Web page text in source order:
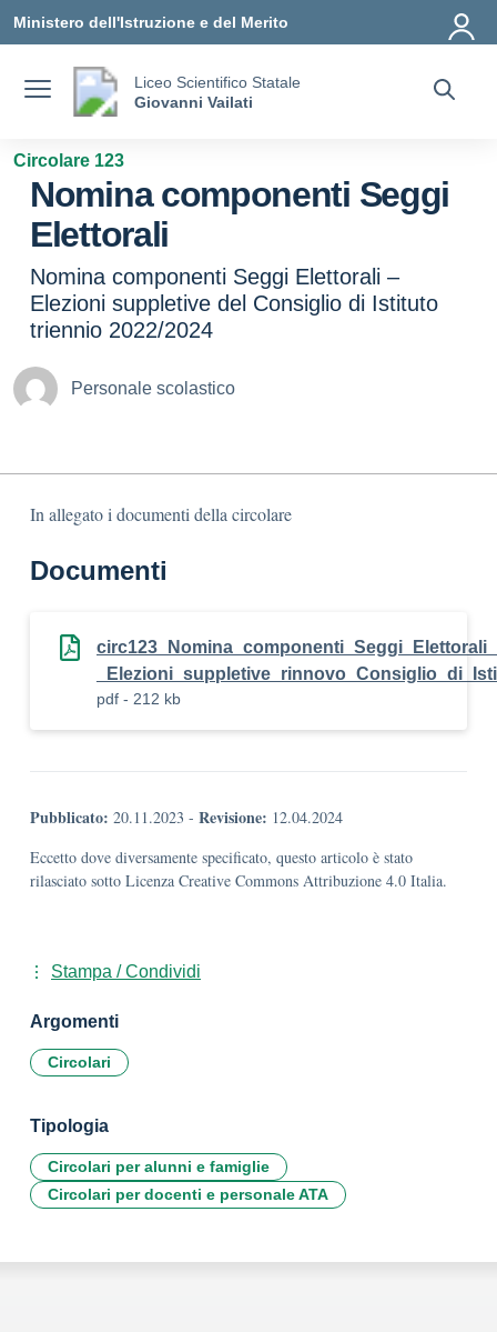
Ministero dell'Istruzione e del Merito
Liceo Scientifico Statale
Giovanni Vailati
Circolare 123
Nomina componenti Seggi
Elettorali
Nomina componenti Seggi Elettorali –
Elezioni suppletive del Consiglio di Istituto
triennio 2022/2024
Personale scolastico
In allegato i documenti della circolare
Documenti
pdf - 212 kb
Pubblicato: 20.11.2023 - Revisione: 12.04.2024
Eccetto dove diversamente specificato, questo articolo è stato
rilasciato sotto Licenza Creative Commons Attribuzione 4.0 Italia.
Stampa / Condividi
Argomenti
Circolari
Tipologia
Circolari per alunni e famiglie
Circolari per docenti e personale ATA